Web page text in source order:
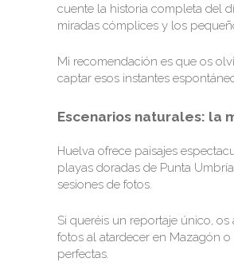
cuente la historia completa del
miradas cómplices y los
Mi recomendación es que os
captar esos instantes
Escenarios naturales: la
Huelva ofrece paisajes
playas doradas de Punta
sesiones de fotos.
Si queréis un reportaje único,
fotos al atardecer en Mazagón
perfectas.